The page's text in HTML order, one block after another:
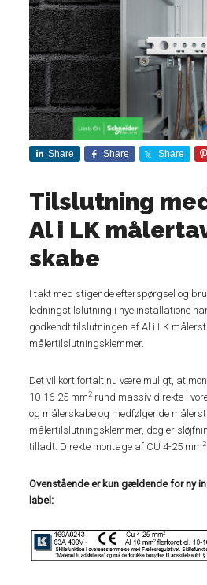
Share Share Share
Tilslutning
Al i LK
skabe
I takt med stigende efterspørgsel og
ledningstilslutning i nye installatione
godkendt tilslutningen af Al i LK
målertilslutningsklemmer.
Det vil kort fortalt nu være muligt, at
10-16-25 mm2 rund massiv direkte i
og målerskabe og medfølgende
målertilslutningsklemmer, dog er
tilladt. Direkte montage af CU 4-25 mm2
Ovenstående er kun gældende for ny
label: